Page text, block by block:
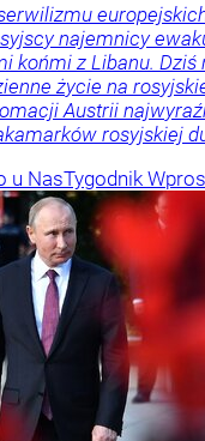
najemnicy
końmi z Libanu. Dziś
życie na
Austrii
rosyjskiej
u NasTygodnik